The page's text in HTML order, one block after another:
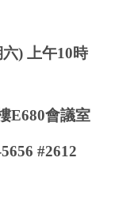
六) 上午10時
E680會議室
#2612